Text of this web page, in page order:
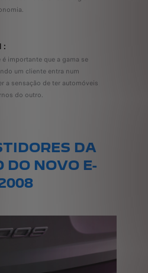
:
importante que a gama se
um cliente entra num
a sensação de ter automóveis
do outro.
DA
DO NOVO E-